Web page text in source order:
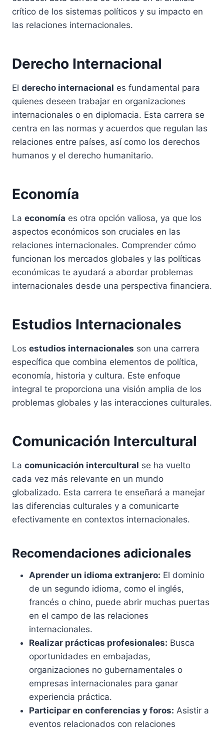
crítico de los sistemas políticos y su impacto en
las relaciones internacionales.
Derecho Internacional
El derecho internacional es fundamental para
quienes deseen trabajar en organizaciones
internacionales o en diplomacia. Esta carrera se
centra en las normas y acuerdos que regulan las
relaciones entre países, así como los derechos
humanos y el derecho humanitario.
Economía
La economía es otra opción valiosa, ya que los
aspectos económicos son cruciales en las
relaciones internacionales. Comprender cómo
funcionan los mercados globales y las políticas
económicas te ayudará a abordar problemas
internacionales desde una perspectiva financiera.
Estudios Internacionales
Los estudios internacionales son una carrera
específica que combina elementos de política,
economía, historia y cultura. Este enfoque
integral te proporciona una visión amplia de los
problemas globales y las interacciones culturales.
Comunicación Intercultural
La comunicación intercultural se ha vuelto
cada vez más relevante en un mundo
globalizado. Esta carrera te enseñará a manejar
las diferencias culturales y a comunicarte
efectivamente en contextos internacionales.
Recomendaciones adicionales
Aprender un idioma extranjero: El dominio
de un segundo idioma, como el inglés,
francés o chino, puede abrir muchas puertas
en el campo de las relaciones
internacionales.
Realizar prácticas profesionales: Busca
oportunidades en embajadas,
organizaciones no gubernamentales o
empresas internacionales para ganar
experiencia práctica.
Participar en conferencias y foros: Asistir a
eventos relacionados con relaciones